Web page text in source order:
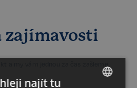
zajímavosti
najít tu